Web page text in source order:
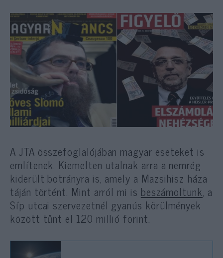
A JTA összefoglalójában magyar eseteket is
említenek. Kiemelten utalnak arra a nemrég
kiderült botrányra is, amely a Mazsihisz háza
táján történt. Mint arról mi is beszámoltunk, a
Síp utcai szervezetnél gyanús körülmények
között tűnt el 120 millió forint.